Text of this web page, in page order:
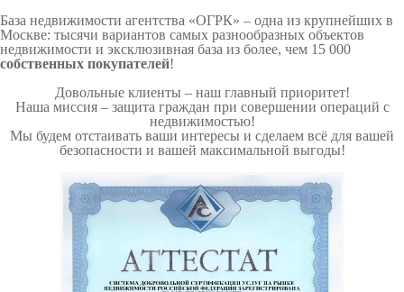
База недвижимости агентства «ОГРК» – одна из крупнейших в
Москве: тысячи вариантов самых разнообразных объектов
недвижимости и эксклюзивная база из более, чем 15 000
собственных покупателей!
Довольные клиенты – наш главный приоритет!
Наша миссия – защита граждан при совершении операций с
недвижимостью!
Мы будем отстаивать ваши интересы и сделаем всё для вашей
безопасности и вашей максимальной выгоды!